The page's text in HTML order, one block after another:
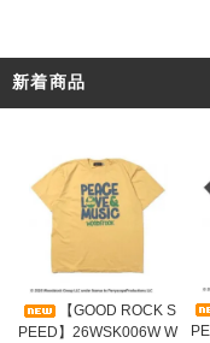
新着商品
【GOOD ROCK S
PEED】26WSK006W W